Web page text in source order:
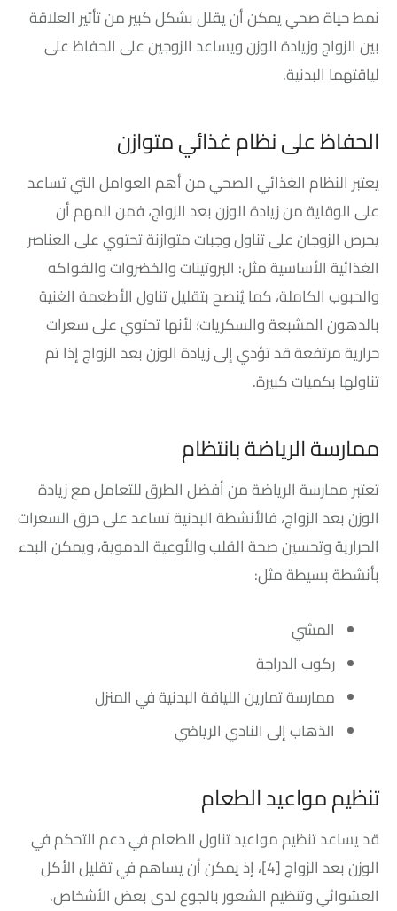
نمط حياة صحي يمكن أن يقلل بشكل كبير من تأثير العلاقة
بين الزواج وزيادة الوزن ويساعد الزوجين على الحفاظ على
لياقتهما البدنية.
الحفاظ على نظام غذائي متوازن
يعتبر النظام الغذائي الصحي من أهم العوامل التي تساعد
على الوقاية من زيادة الوزن بعد الزواج، فمن المهم أن
يحرص الزوجان على تناول وجبات متوازنة تحتوي على العناصر
الغذائية الأساسية مثل: البروتينات والخضروات والفواكه
والحبوب الكاملة، كما يُنصح بتقليل تناول الأطعمة الغنية
بالدهون المشبعة والسكريات؛ لأنها تحتوي على سعرات
حرارية مرتفعة قد تؤدي إلى زيادة الوزن بعد الزواج إذا تم
تناولها بكميات كبيرة.
ممارسة الرياضة بانتظام
تعتبر ممارسة الرياضة من أفضل الطرق للتعامل مع زيادة
الوزن بعد الزواج، فالأنشطة البدنية تساعد على حرق السعرات
الحرارية وتحسين صحة القلب والأوعية الدموية، ويمكن البدء
بأنشطة بسيطة مثل:
المشي
ركوب الدراجة
ممارسة تمارين اللياقة البدنية في المنزل
الذهاب إلى النادي الرياضي
تنظيم مواعيد الطعام
قد يساعد تنظيم مواعيد تناول الطعام في دعم التحكم في
الوزن بعد الزواج[4] ، إذ يمكن أن يساهم في تقليل الأكل
العشوائي وتنظيم الشعور بالجوع لدى بعض الأشخاص.